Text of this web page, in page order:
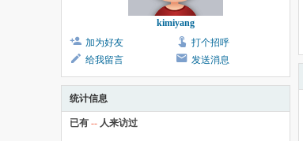
kimiyang
加为好友
打个招呼
给我留言
发送消息
统计信息
已有 -- 人来访过